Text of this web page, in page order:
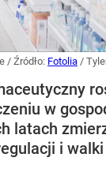
/ Źródło: Fotolia /
w
latach
i